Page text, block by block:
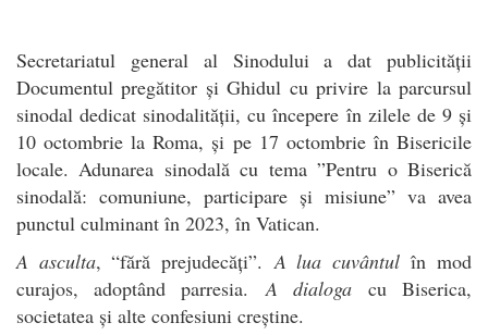
Secretariatul general al Sinodului a dat publicității
Documentul pregătitor și Ghidul cu privire la parcursul
sinodal dedicat sinodalității, cu începere în zilele de 9 și
10 octombrie la Roma, și pe 17 octombrie în Bisericile
locale. Adunarea sinodală cu tema ”Pentru o Biserică
sinodală: comuniune, participare și misiune” va avea
punctul culminant în 2023, în Vatican.
A asculta, “fără prejudecăți”. A lua cuvântulîn mod
curajos, adoptând parresia. A dialogacu Biserica,
societatea și alte confesiuni creștine.